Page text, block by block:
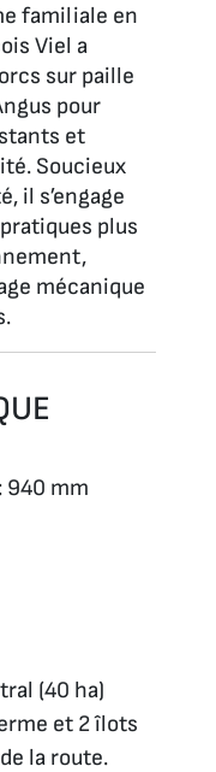
familiale en
Viel a
sur paille
pour
et
Soucieux
il s’engage
plus
mécanique
940 mm
(40 ha)
et 2 îlots
la route.